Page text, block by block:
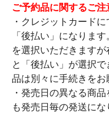
ご予約品に関するご注
・クレジットカード
「後払い」になりま
を選択いただきます
と「後払い」が選択
品は別々に手続きをお
・発売日の異なる商
も発売日毎の発送に